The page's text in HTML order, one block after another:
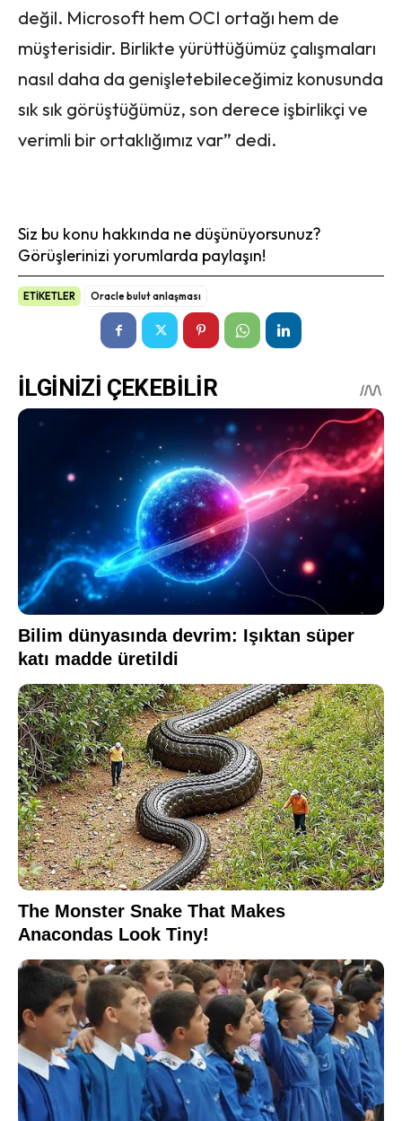
değil. Microsoft hem OCI ortağı hem de
müşterisidir. Birlikte yürüttüğümüz çalışmaları
nasıl daha da genişletebileceğimiz konusunda
sık sık görüştüğümüz, son derece işbirlikçi ve
verimli bir ortaklığımız var” dedi.
Siz bu konu hakkında ne düşünüyorsunuz?
Görüşlerinizi yorumlarda paylaşın!
ETİKETLER Oracle bulut anlaşması